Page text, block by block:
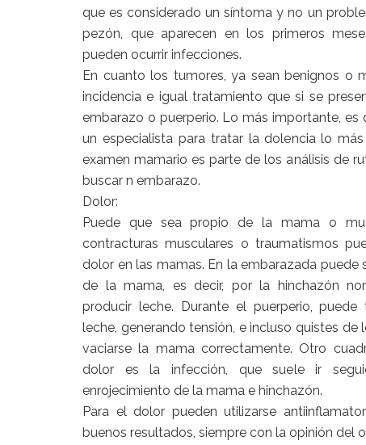
que es considerado un síntoma y no un
pezón, que aparecen en los primeros
pueden ocurrir infecciones.
En cuanto los tumores, ya sean benignos o
incidencia e igual tratamiento que si se
embarazo o puerperio. Lo más importante, es
un especialista para tratar la dolencia lo
examen mamario es parte de los análisis de
buscar n embarazo.
Dolor:
Puede que sea propio de la mama o
contracturas musculares o traumatismos
dolor en las mamas. En la embarazada puede
de la mama, es decir, por la hinchazón
producir leche. Durante el puerperio,
leche, generando tensión, e incluso quistes de
vaciarse la mama correctamente. Otro
dolor es la infección, que suele ir
enrojecimiento de la mama e hinchazón.
Para el dolor pueden utilizarse
buenos resultados, siempre con la opinión del